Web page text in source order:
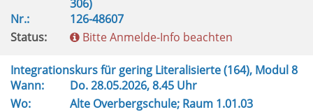
306)
Nr.:
126-48607
Status:
Bitte Anmelde-Info beachten
Integrationskurs für gering Literalisierte (164), Modul 8
Wann:
Do.28.05.2026, 8.45 Uhr
Wo:
Alte Overbergschule; Raum 1.01.03